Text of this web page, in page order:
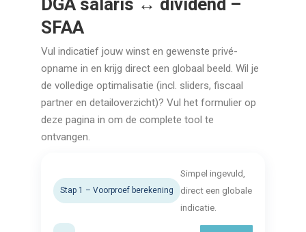
DGA salaris ↔ dividend –
SFAA
Vul indicatief jouw winst en gewenste privé-
opname in en krijg direct een globaal beeld. Wil je
de volledige optimalisatie (incl. sliders, fiscaal
partner en detailoverzicht)? Vul het formulier op
deze pagina in om de complete tool te
ontvangen.
Stap 1 – Voorproef berekening
Simpel ingevuld,
direct een globale
indicatie.